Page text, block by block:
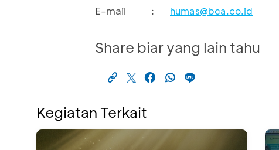
E-mail
: humas@bca.co.id
Share biar yang lain tahu
Kegiatan Terkait